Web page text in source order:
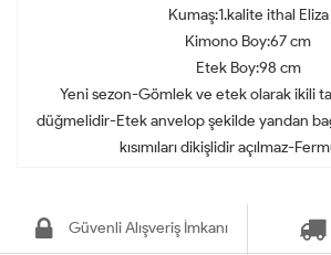
Kumaş:1.kalite ithal Eliza
Kimono Boy:67 cm
Etek Boy:98 cm
Yeni sezon-Gömlek ve etek olarak ikili
düğmelidir-Etek anvelop şekilde yandan
kısımıları dikişlidir açılmaz-
Güvenli Alışveriş İmkanı